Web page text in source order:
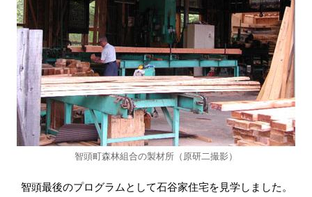
智頭町森林組合の製材所（原研二撮影）
智頭最後のプログラムとして石谷家住宅を見学しました。